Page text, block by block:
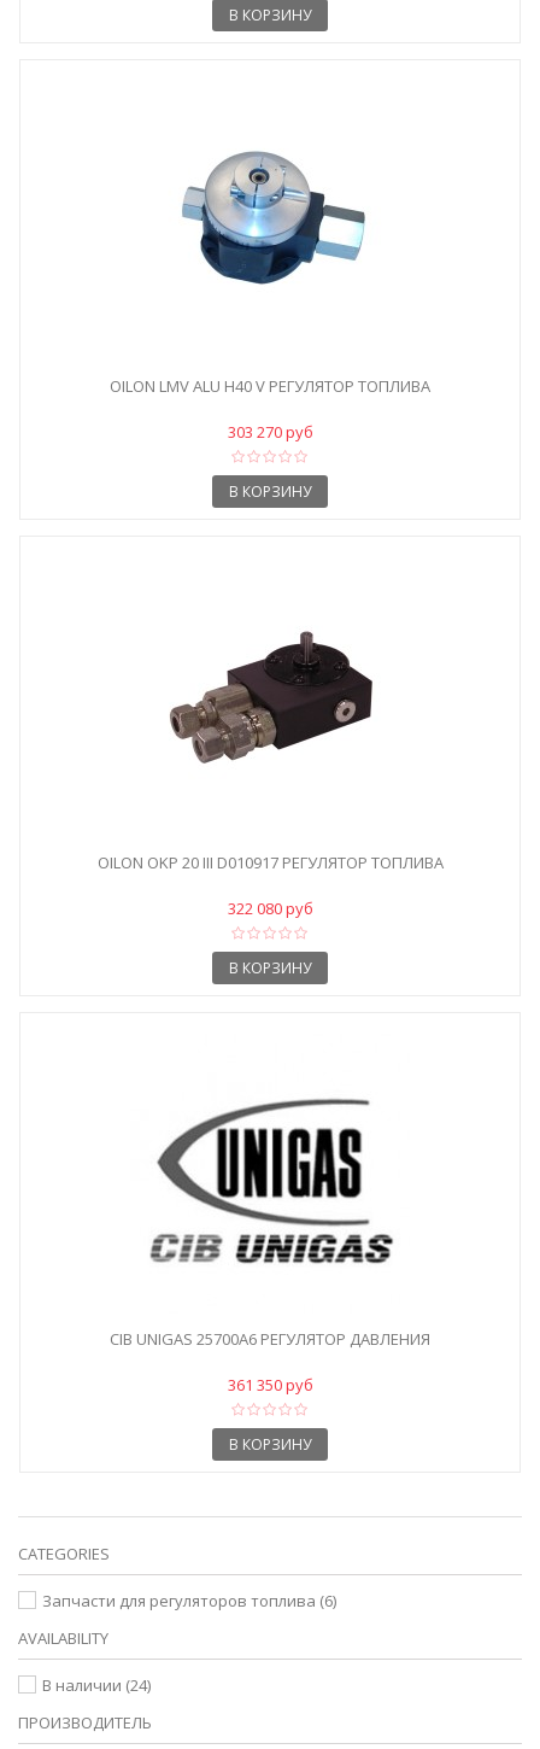
В КОРЗИНУ
OILON LMV ALU H40 V РЕГУЛЯТОР ТОПЛИВА
303 270 руб
В КОРЗИНУ
OILON OKP 20 III D010917 РЕГУЛЯТОР ТОПЛИВА
322 080 руб
В КОРЗИНУ
CIB UNIGAS 25700A6 РЕГУЛЯТОР ДАВЛЕНИЯ
361 350 руб
В КОРЗИНУ
CATEGORIES
Запчасти для регуляторов топлива (6)
AVAILABILITY
В наличии (24)
ПРОИЗВОДИТЕЛЬ